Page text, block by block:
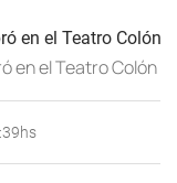
en el Teatro Colón